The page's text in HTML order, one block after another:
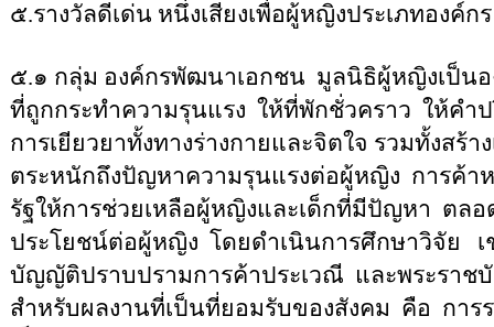
๕.รางวัลดีเด่น หนึ่งเสียงเพื่อผู้หญิงประเภทองค์ก
๕.๑ กลุ่ม องค์กรพัฒนาเอกชน มูลนิธิผู้หญิงเป็น
ที่ถูกกระทำความรุนแรง ให้ที่พักชั่วคราว ให้คำ
การเยียวยาทั้งทางร่างกายและจิตใจ รวมทั้งสร้
ตระหนักถึงปัญหาความรุนแรงต่อผู้หญิง การค้า
รัฐให้การช่วยเหลือผู้หญิงและเด็กที่มีปัญหา ตลอ
ประโยชน์ต่อผู้หญิง โดยดำเนินการศึกษาวิจัย
บัญญัติปราบปรามการค้าประเวณี และพระราช
สำหรับผลงานที่เป็นที่ยอมรับของสังคม คือ การ